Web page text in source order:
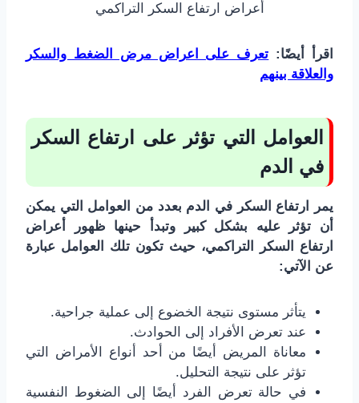
أعراض ارتفاع السكر التراكمي
اقرأ أيضًا: تعرف على اعراض مرض الضغط والسكر
والعلاقة بينهم
العوامل التي تؤثر على ارتفاع السكر
في الدم
يمر ارتفاع السكر في الدم بعدد من العوامل التي يمكن
أن تؤثر عليه بشكل كبير وتبدأ حينها ظهور أعراض
ارتفاع السكر التراكمي، حيث تكون تلك العوامل عبارة
عن الآتي:
يتأثر مستوى نتيجة الخضوع إلى عملية جراحية.
عند تعرض الأفراد إلى الحوادث.
معاناة المريض أيضًا من أحد أنواع الأمراض التي
تؤثر على نتيجة التحليل.
في حالة تعرض الفرد أيضًا إلى الضغوط النفسية